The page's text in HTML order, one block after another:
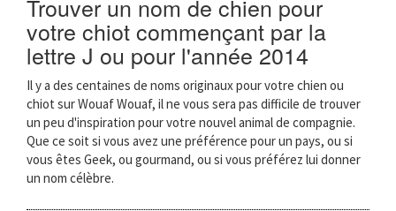
Trouver un nom de chien pour
votre chiot commençant par la
lettre J ou pour l'année 2014
Il y a des centaines de noms originaux pour votre chien ou
chiot sur Wouaf Wouaf, il ne vous sera pas difficile de trouver
un peu d'inspiration pour votre nouvel animal de compagnie.
Que ce soit si vous avez une préférence pour un pays, ou si
vous êtes Geek, ou gourmand, ou si vous préférez lui donner
un nom célèbre.